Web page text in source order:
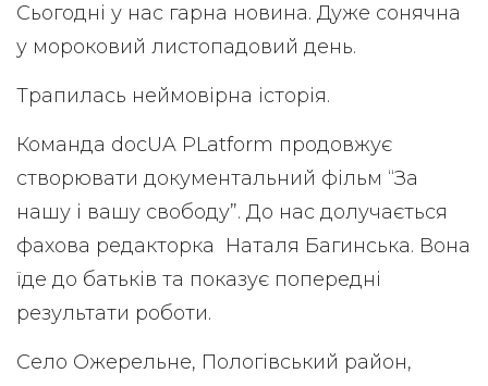
Сьогодні у нас гарна новина. Дуже сонячна
у мороковий листопадовий день.
Трапилась неймовірна історія.
Команда docUA PLatform продовжує
створювати документальний фільм “За
нашу і вашу свободу”. До нас долучається
фахова редакторка Наталя Багинська. Вона
їде до батьків та показує попередні
результати роботи.
Село Ожерельне, Пологівський район,